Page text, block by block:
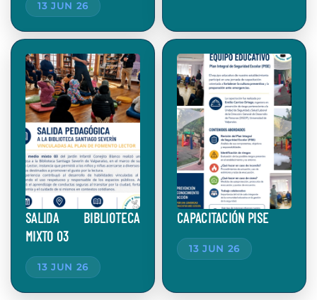
13 JUN 26
SALIDA BIBLIOTECA
MIXTO 03
13 JUN 26
CAPACITACIÓN PISE
13 JUN 26